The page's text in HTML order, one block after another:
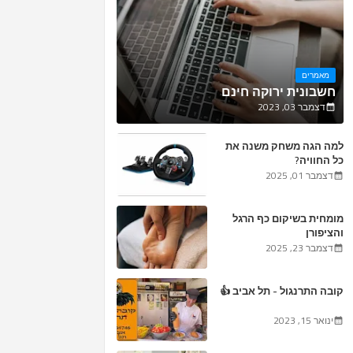
מאמרים
חשבונית ירוקה חינם
דצמבר 03, 2023
למה הגה משחק משנה את
כל החוויה?
דצמבר 01, 2025
מומחית בשיקום כף הרגל
והציפורן
דצמבר 23, 2025
קובה התרנגול - תל אביב 👍
ינואר 15, 2023